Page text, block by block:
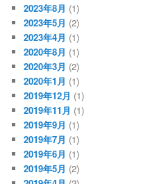
2023年8月 (1)
2023年5月 (2)
2023年4月 (1)
2020年8月 (1)
2020年3月 (2)
2020年1月 (1)
2019年12月 (1)
2019年11月 (1)
2019年9月 (1)
2019年7月 (1)
2019年6月 (1)
2019年5月 (2)